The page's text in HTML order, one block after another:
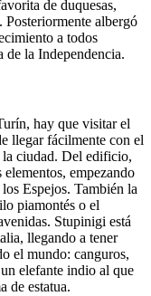
de duquesas,
Posteriormente albergó
a todos
de la Independencia.
hay que visitar el
llegar fácilmente con el
la ciudad. Del edificio,
empezando
Espejos. También la
piamontés o el
Stupinigi está
llegando a tener
el mundo: canguros,
elefante indio al que
de estatua.